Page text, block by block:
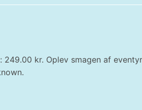
kr. Oplev smagen af